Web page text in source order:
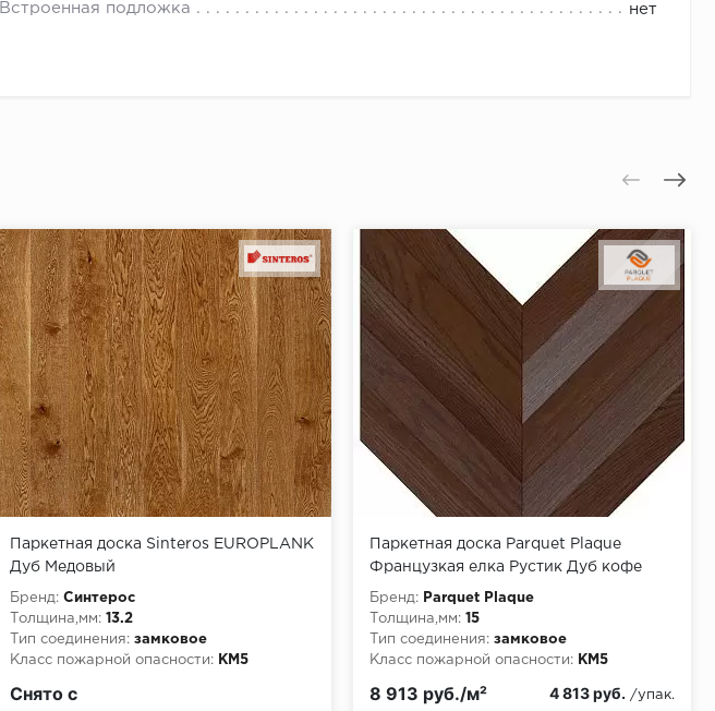
Встроенная подложка нет
Паркетная доска Sinteros EUROPLANK
Дуб Медовый
Бренд: Синтерос
Толщина,мм: 13.2
Тип соединения: замковое
Класс пожарной опасности:
КМ5
Снято с
Паркетная доска Parquet Plaque
Французкая елка Рустик Дуб кофе
(150)
Бренд:
Parquet Plaque
Толщина,мм: 15
Тип соединения: замковое
Класс пожарной опасности:
КМ5
8 913 руб./м² 4 813 руб. /упак.